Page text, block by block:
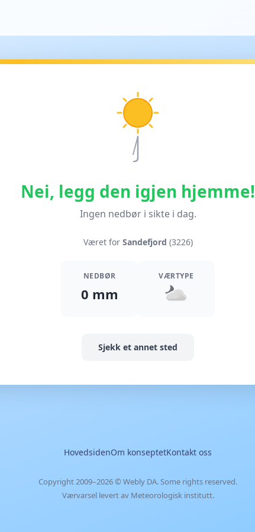
Nei, legg den igjen hjemme!
Ingen nedbør i sikte i dag.
Været for Sandefjord (3226)
NEDBØR
0 mm
VÆRTYPE
Sjekk et annet sted
HovedsidenOm konseptetKontakt oss
Copyright 2009–2026 © Webly DA. Some rights reserved.
Værvarsel levert av Meteorologisk institutt.